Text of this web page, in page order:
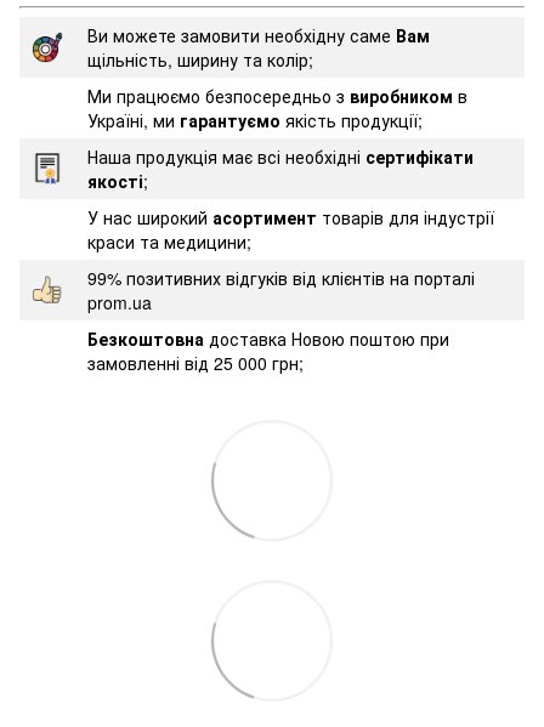
Ви можете замовити необхідну саме Вам
щільність, ширину та колір;
Ми працюємо безпосередньо з виробником в
Україні, ми гарантуємо якість продукції;
Наша продукція має всі необхідні сертифікати
якості;
У нас широкий асортимент товарів для індустрії
краси та медицини;
99% позитивних відгуків від клієнтів на порталі
prom.ua
Безкоштовна доставка Новою поштою при
замовленні від 25 000 грн;